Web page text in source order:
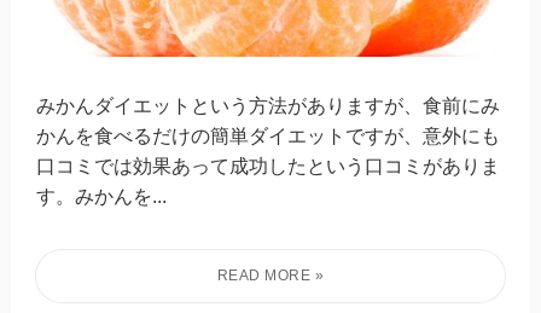
みかんダイエットという方法がありますが、食前にみ
かんを食べるだけの簡単ダイエットですが、意外にも
口コミでは効果あって成功したという口コミがありま
す。みかんを...